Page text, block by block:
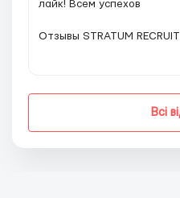
лайк! Всем успехов
Отзывы STRATUM
Всі